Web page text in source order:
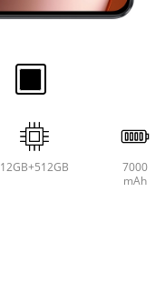
12GB+512GB
7000
mAh